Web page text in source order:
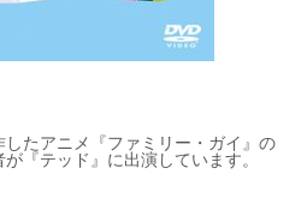
たアニメ『ファミリー・ガイ』の
『テッド』に出演しています。